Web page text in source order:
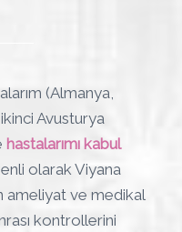
(Almanya,
Avusturya
hastalarımı kabul
olarak Viyana
ameliyat ve medikal
kontrollerini